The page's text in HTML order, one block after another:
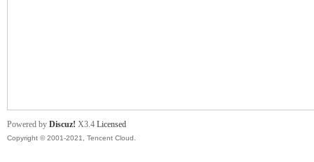
Powered by Discuz! X3.4 Licensed
Copyright © 2001-2021, Tencent Cloud.